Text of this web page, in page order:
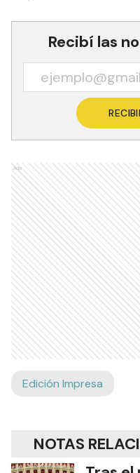
Recibí las
Ads
Edición Impresa
NOTAS